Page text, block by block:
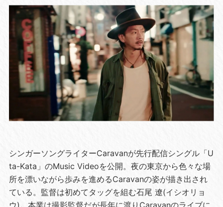
シンガーソングライターCaravanが先行配信シングル「U
ta-Kata」のMusic Videoを公開。夜の東京から色々な場
所を漂いながら歩みを進めるCaravanの姿が描き出され
ている。監督は初めてタッグを組む石尾 遼(イシオリョ
ウ)。本業は撮影監督だが長年に渡りCaravanのライブに